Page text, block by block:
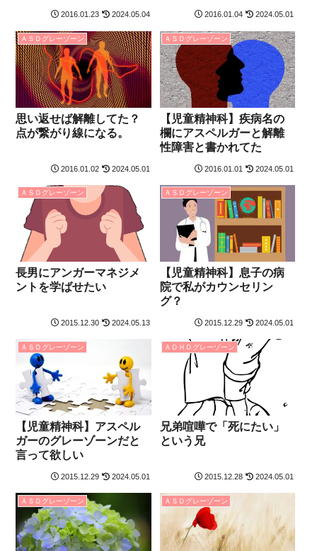
2016.01.23 2024.05.04 2016.01.04 2024.05.01
ＡＳＤグレーゾーン
思い返せば解離してた？
点が繋がり線になる。
2016.01.02 2024.05.01
ＡＳＤグレーゾーン
【児童精神科】疾病名の
欄にアスペルガーと解離
性障害と書かれてた
2016.01.01 2024.05.01
ＡＳＤグレーゾーン
長男にアンガーマネジメ
ントを学ばせたい
2015.12.30 2024.05.13
ＡＳＤグレーゾーン
【児童精神科】息子の病
院で私がカウンセリン
グ？
2015.12.29 2024.05.01
ＡＳＤグレーゾーン
【児童精神科】アスペル
ガーのグレーゾーンだと
言って欲しい
2015.12.29 2024.05.01
ＡＤＨＤグレーゾーン
兄弟喧嘩で「死にたい」
という兄
2015.12.28 2024.05.01
ＡＳＤグレーゾーン ＡＳＤグレーゾーン